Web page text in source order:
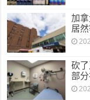
加
居然
砍
部分